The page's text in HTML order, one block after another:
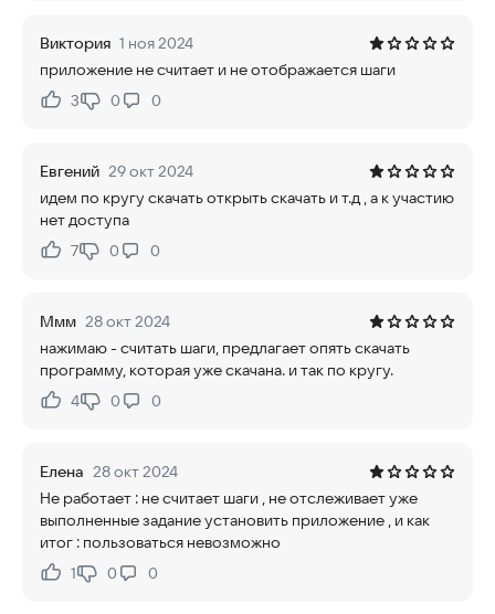
Виктория 1 ноя 2024
приложение не считает и не отображается шаги
Нравится:
3Не нравится:
0 0
Евгений 29 окт 2024
идем по кругу скачать открыть скачать и т.д , а к участию
нет доступа
Нравится:
7Не нравится:
0 0
Ммм 28 окт 2024
нажимаю - считать шаги, предлагает опять скачать
программу, которая уже скачана. и так по кругу.
Нравится:
4Не нравится:
0 0
Елена 28 окт 2024
Не работает : не считает шаги , не отслеживает уже
выполненные задание установить приложение , и как
итог : пользоваться невозможно
Нравится:
1Не нравится:
0 0